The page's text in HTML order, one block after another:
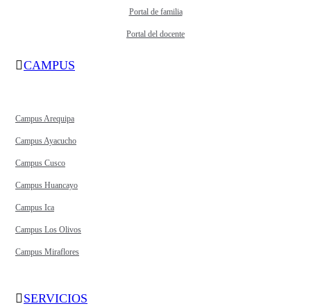
Portal de familia
Portal del docente
CAMPUS
Campus Arequipa
Campus Ayacucho
Campus Cusco
Campus Huancayo
Campus Ica
Campus Los Olivos
Campus Miraflores
SERVICIOS